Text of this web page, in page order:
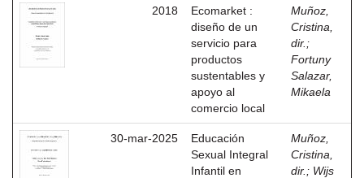
2018
Ecomarket :
diseño de un
servicio para
productos
sustentables y
apoyo al
comercio local
Muñoz,
Cristina,
dir. ;
Fortuny
Salazar,
Mikaela
30-mar-2025
Educación
Sexual Integral
Infantil en
Muñoz,
Cristina,
dir. ; Wijs